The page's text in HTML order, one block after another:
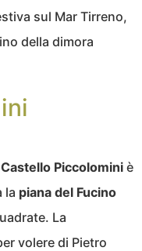
sul Mar Tirreno,
della dimora
Castello Piccolomini è
la piana del Fucino
La
volere di Pietro